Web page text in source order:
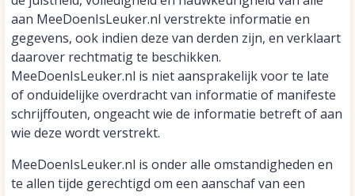
aan MeeDoenIsLeuker.nl verstrekte informatie en
gegevens, ook indien deze van derden zijn, en verklaart
daarover rechtmatig te beschikken.
MeeDoenIsLeuker.nl is niet aansprakelijk voor te late
of onduidelijke overdracht van informatie of manifeste
schrijffouten, ongeacht wie de informatie betreft of aan
wie deze wordt verstrekt.
MeeDoenIsLeuker.nl is onder alle omstandigheden en
te allen tijde gerechtigd om een aanschaf van een